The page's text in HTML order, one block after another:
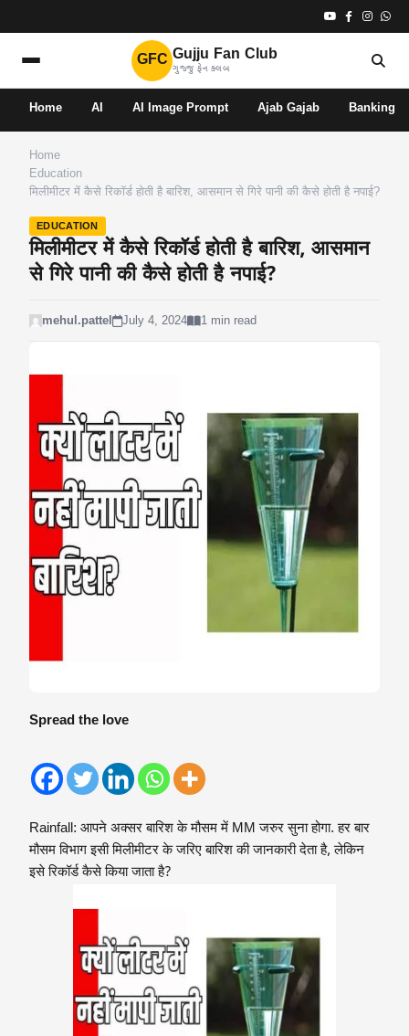
GFC Gujju Fan Club
ગુજ્જુ ફેન ક્લબ
Home AI AI Image Prompt Ajab Gajab Banking
Home
Education
मिलीमीटर में कैसे रिकॉर्ड होती है बारिश, आसमान से गिरे पानी की कैसे होती है नपाई?
EDUCATION
मिलीमीटर में कैसे रिकॉर्ड होती है बारिश, आसमान
से गिरे पानी की कैसे होती है नपाई?
mehul.pattel July 4, 2024 1 min read
Spread the love
Rainfall: आपने अक्सर बारिश के मौसम में MM जरुर सुना होगा. हर बार
मौसम विभाग इसी मिलीमीटर के जरिए बारिश की जानकारी देता है, लेकिन
इसे रिकॉर्ड कैसे किया जाता है?